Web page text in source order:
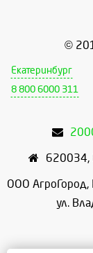
©
Екатеринбург
8 800 6000 311
620034,
ООО АгроГород,
ул.